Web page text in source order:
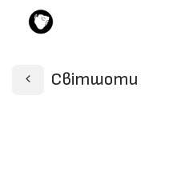
Світшоти